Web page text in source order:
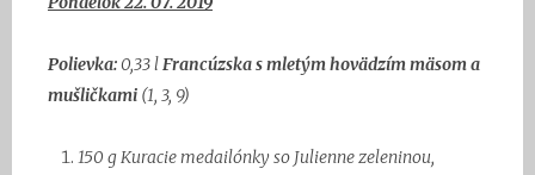
Polievka: 0,33 lFrancúzska s mletým hovädzím mäsom a
mušličkami (1, 3, 9)
150 gKuracie medailónky so Julienne zeleninou,